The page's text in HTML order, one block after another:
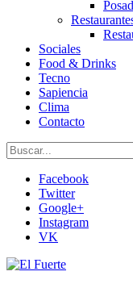
Sociales
Food & Drinks
Tecno
Sapiencia
Clima
Contacto
Facebook
Twitter
Google+
Instagram
VK